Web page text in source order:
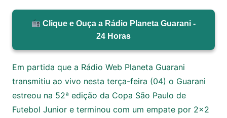
Clique e Ouça a Rádio Planeta Guarani -
24 Horas
Em partida que a Rádio Web Planeta Guarani
transmitiu ao vivo nesta terça-feira (04) o Guarani
estreou na 52ª edição da Copa São Paulo de
Futebol Junior e terminou com um empate por 2×2